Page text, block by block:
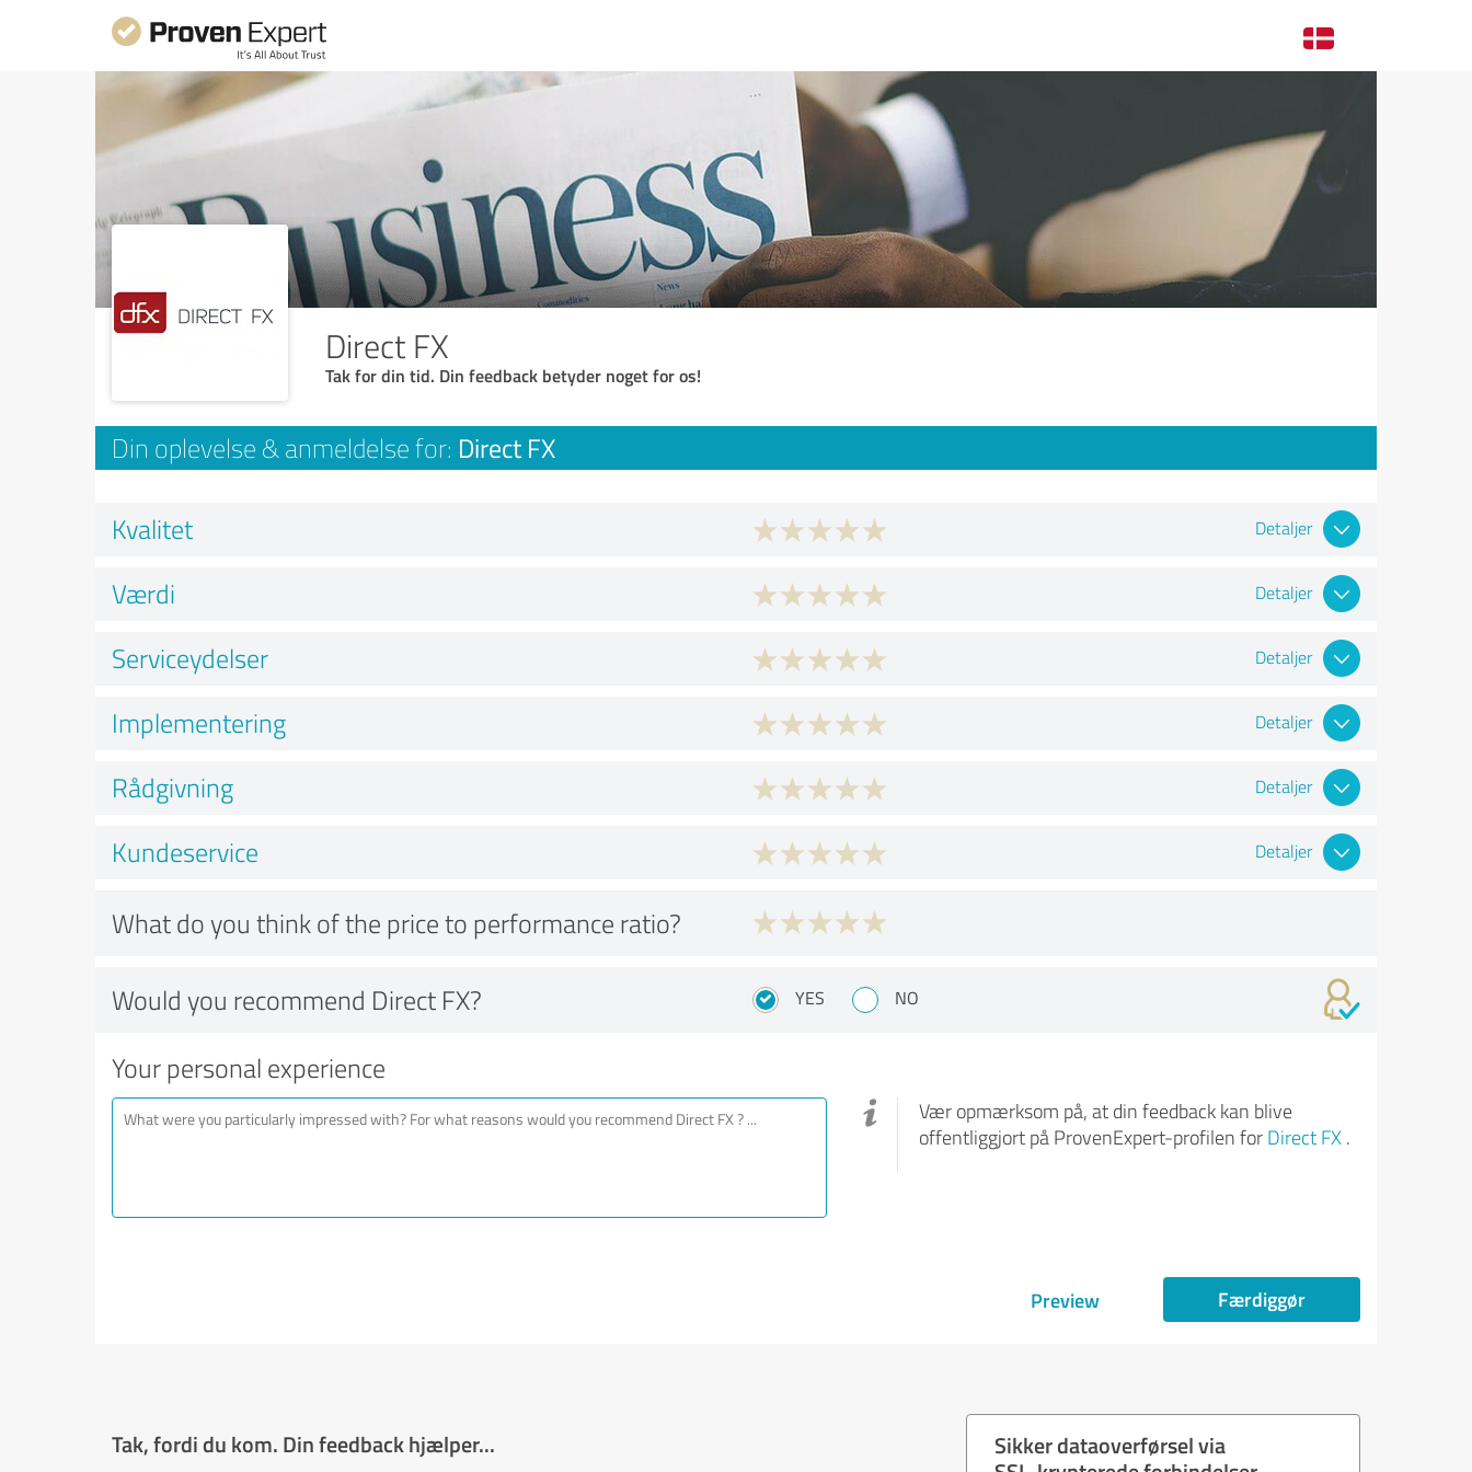
Direct FX
Tak for din tid. Din feedback betyder noget for os!
Din oplevelse & anmeldelse for: Direct FX
Kvalitet Detaljer
Værdi Detaljer
Serviceydelser Detaljer
Implementering Detaljer
Rådgivning Detaljer
Kundeservice Detaljer
What do you think of the price to performance ratio?
Would you recommend Direct FX? YES NO
Your personal experience
Vær opmærksom på, at din feedback kan blive
offentliggjort på ProvenExpert-profilen for Direct FX.
Preview Færdiggør
Tak, fordi du kom. Din feedback hjælper...
Sikker dataoverførsel via